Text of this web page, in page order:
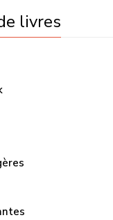
livres